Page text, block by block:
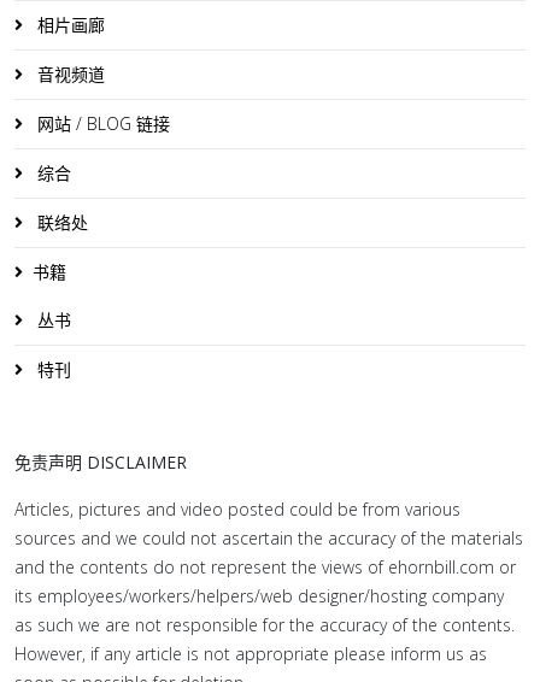
相片画廊
音视频道
网站 / BLOG 链接
综合
联络处
书籍
丛书
特刊
免责声明 DISCLAIMER
Articles, pictures and video posted could be from various
sources and we could not ascertain the accuracy of the materials
and the contents do not represent the views of ehornbill.com or
its employees/workers/helpers/web designer/hosting company
as such we are not responsible for the accuracy of the contents.
However, if any article is not appropriate please inform us as